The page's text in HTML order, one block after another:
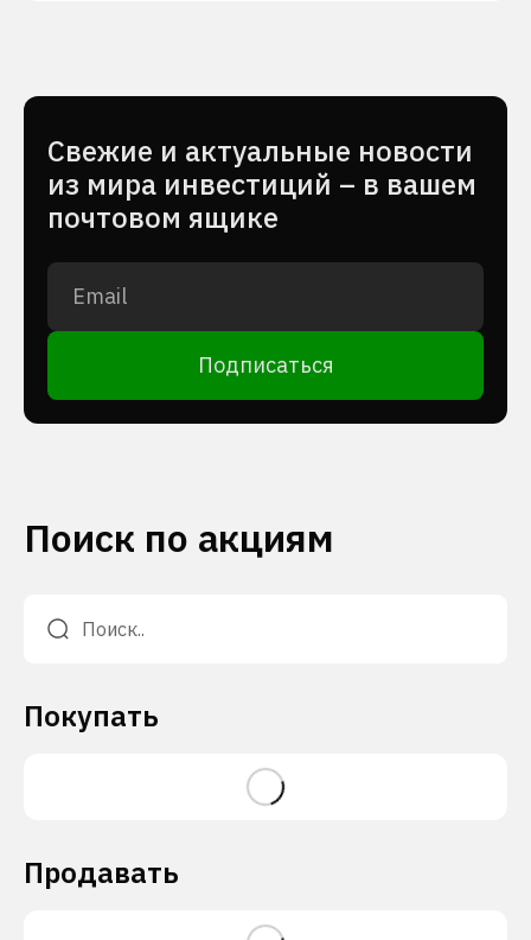
Cвежие и актуальные новости
из мира инвестиций – в вашем
почтовом ящике
Подписаться
Поиск по акциям
Покупать
Продавать